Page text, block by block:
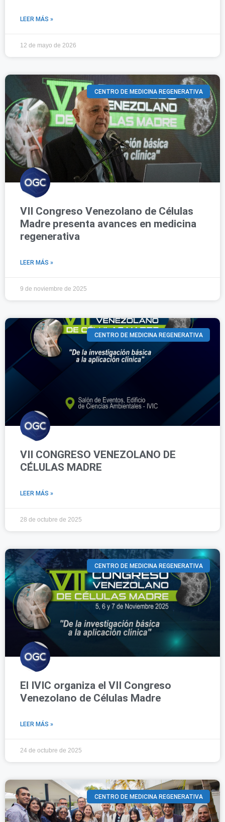
LEER MÁS »
12 de mayo de 2026
CENTRO DE MEDICINA REGENERATIVA
VII Congreso Venezolano de Células
Madre presenta avances en medicina
regenerativa
LEER MÁS »
9 de noviembre de 2025
CENTRO DE MEDICINA REGENERATIVA
VII CONGRESO VENEZOLANO DE
CÉLULAS MADRE
LEER MÁS »
28 de octubre de 2025
CENTRO DE MEDICINA REGENERATIVA
El IVIC organiza el VII Congreso
Venezolano de Células Madre
LEER MÁS »
24 de octubre de 2025
CENTRO DE MEDICINA REGENERATIVA